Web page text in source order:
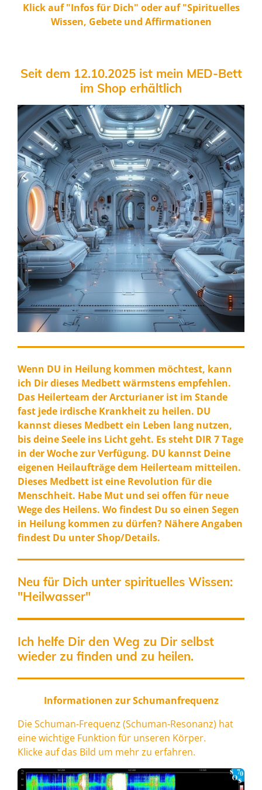
Klick auf "Infos für Dich" oder auf "Spirituelles
Wissen, Gebete und Affirmationen
Seit dem 12.10.2025 ist mein MED-Bett
im Shop erhältlich
Wenn DU in Heilung kommen möchtest, kann
ich Dir dieses Medbett wärmstens empfehlen.
Das Heilerteam der Arcturianer ist im Stande
fast jede irdische Krankheit zu heilen. DU
kannst dieses Medbett ein Leben lang nutzen,
bis deine Seele ins Licht geht. Es steht DIR 7 Tage
in der Woche zur Verfügung. DU kannst Deine
eigenen Heilaufträge dem Heilerteam mitteilen.
Dieses Medbett ist eine Revolution für die
Menschheit. Habe Mut und sei offen für neue
Wege des Heilens. Wo findest Du so einen Segen
in Heilung kommen zu dürfen? Nähere Angaben
findest Du unter Shop/Details.
Neu für Dich unter spirituelles Wissen:
"Heilwasser"
Ich helfe Dir den Weg zu Dir selbst
wieder zu finden und zu heilen.
Informationen zur Schumanfrequenz
Die Schuman-Frequenz (Schuman-Resonanz) hat
eine wichtige Funktion für unseren Körper.
Klicke auf das Bild um mehr zu erfahren.